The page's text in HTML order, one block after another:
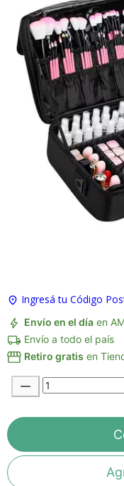
Ingresá tu Código
Envío en el día en
Envío a todo el país
Retiro gratis en
Medios de
Recibí
te
que